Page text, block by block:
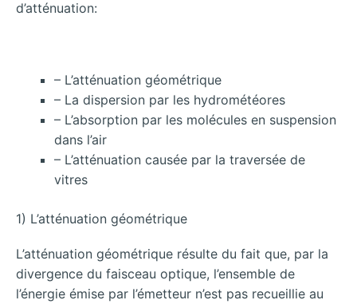
d’atténuation:
– L’atténuation géométrique
– La dispersion par les hydrométéores
– L’absorption par les molécules en suspension
dans l’air
– L’atténuation causée par la traversée de
vitres
1) L’atténuation géométrique
L’atténuation géométrique résulte du fait que, par la
divergence du faisceau optique, l’ensemble de
l’énergie émise par l’émetteur n’est pas recueillie au